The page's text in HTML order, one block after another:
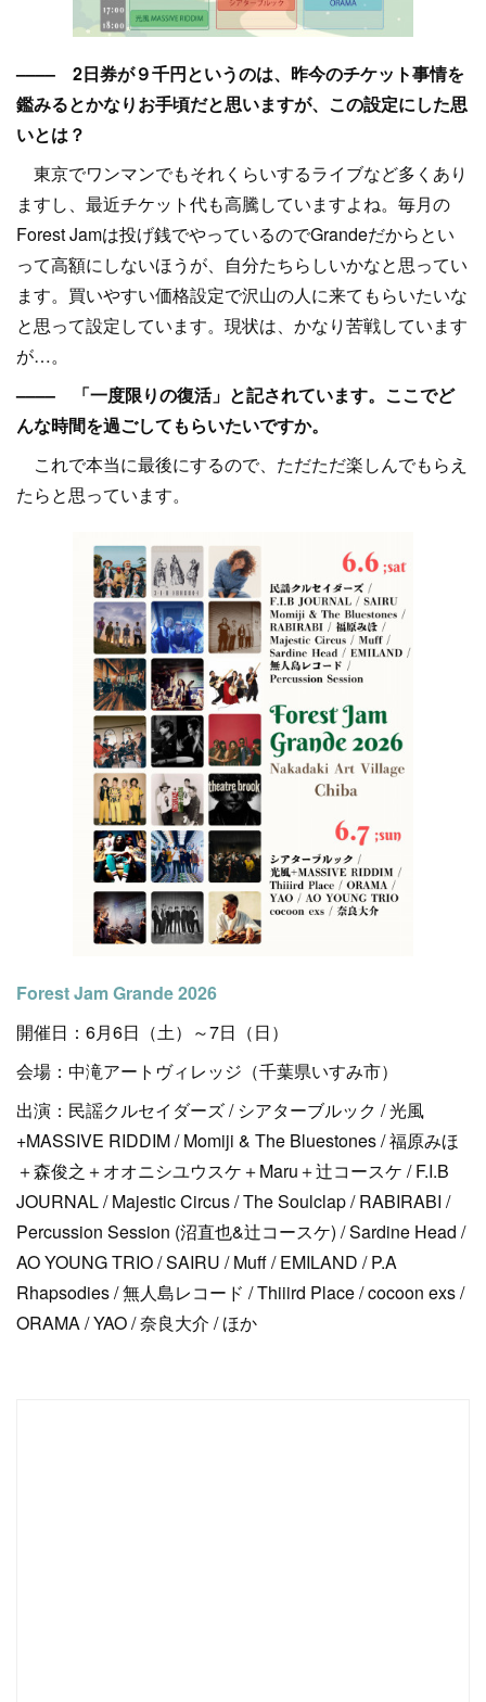
–––– 2日券が９千円というのは、昨今のチケット事情を
鑑みるとかなりお手頃だと思いますが、この設定にした思
いとは？
東京でワンマンでもそれくらいするライブなど多くあり
ますし、最近チケット代も高騰していますよね。毎月の
Forest Jamは投げ銭でやっているのでGrandeだからとい
って高額にしないほうが、自分たちらしいかなと思ってい
ます。買いやすい価格設定で沢山の人に来てもらいたいな
と思って設定しています。現状は、かなり苦戦しています
が…。
–––– 「一度限りの復活」と記されています。ここでど
んな時間を過ごしてもらいたいですか。
これで本当に最後にするので、ただただ楽しんでもらえ
たらと思っています。
Forest Jam Grande 2026
開催日：6月6日（土）～7日（日）
会場：中滝アートヴィレッジ（千葉県いすみ市）
出演：民謡クルセイダーズ / シアターブルック / 光風
+MASSIVE RIDDIM / Momiji & The Bluestones / 福原みほ
＋森俊之＋オオニシユウスケ＋Maru＋辻コースケ / F.I.B
JOURNAL / Majestic Circus / The Soulclap / RABIRABI /
Percussion Session (沼直也&辻コースケ) / Sardine Head /
AO YOUNG TRIO / SAIRU / Muff / EMILAND / P.A
Rhapsodies / 無人島レコード / Thiiird Place / cocoon exs /
ORAMA / YAO / 奈良大介 / ほか